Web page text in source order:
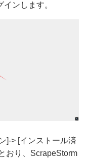
ンします。
]-> [インストール済
おり、ScrapeStorm